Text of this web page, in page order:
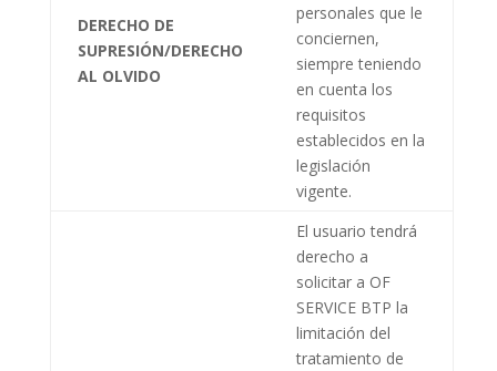
DERECHO DE
SUPRESIÓN/DERECHO
AL OLVIDO
personales que le
conciernen,
siempre teniendo
en cuenta los
requisitos
establecidos en la
legislación
vigente.
El usuario tendrá
derecho a
solicitar a OF
SERVICE BTP la
limitación del
tratamiento de